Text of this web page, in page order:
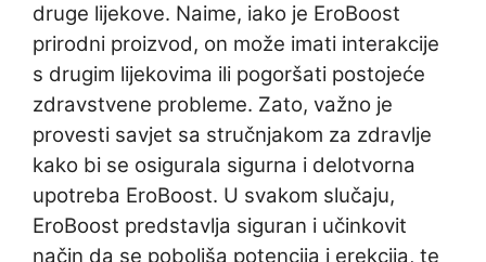
druge lijekove. Naime, iako je EroBoost
prirodni proizvod, on može imati interakcije
s drugim lijekovima ili pogoršati postojeće
zdravstvene probleme. Zato, važno je
provesti savjet sa stručnjakom za zdravlje
kako bi se osigurala sigurna i delotvorna
upotreba EroBoost. U svakom slučaju,
EroBoost predstavlja siguran i učinkovit
način da se poboljša potencija i erekcija, te